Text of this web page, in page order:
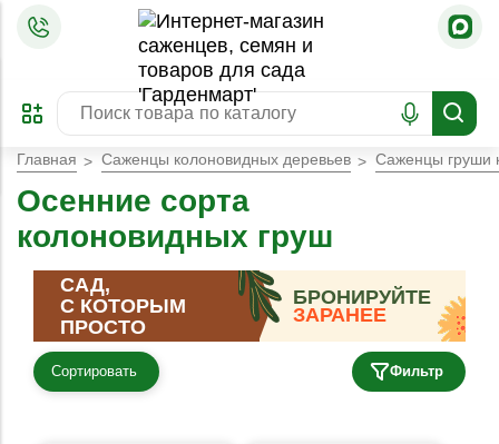
ПРЕДЗАКАЗ
ЗАБРОНИРОВАТЬ
ЛУЧШЕЕ
Главная Саженцы колоновидных деревьев Саженцы груши
Осенние сорта
колоновидных груш
САД,
С КОТОРЫМ
ПРОСТО
БРОНИРУЙТЕ
ЗАРАНЕЕ
Сортировать Фильтр